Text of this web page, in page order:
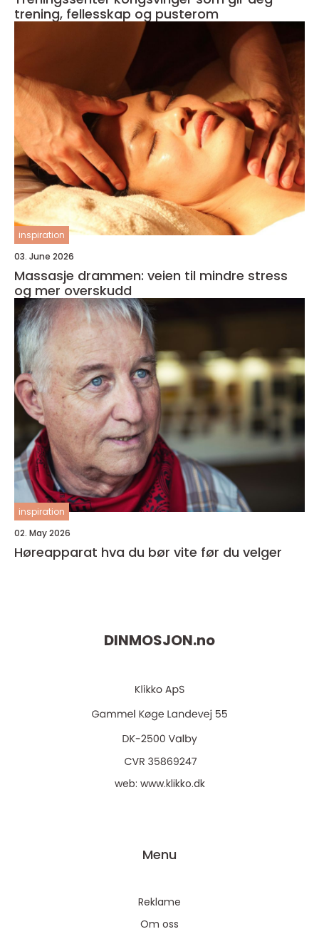
trening, fellesskap og pusterom
inspiration
03. June 2026
Massasje drammen: veien til mindre stress
og mer overskudd
inspiration
02. May 2026
Høreapparat hva du bør vite før du velger
DINMOSJON.no
web: www.klikko.dk
Menu
Reklame
Om oss